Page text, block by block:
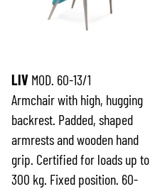
LIV MOD. 60-13/1
Armchair with high, hugging
backrest. Padded, shaped
armrests and wooden hand
grip. Certified for loads up to
300 kg. Fixed position. 60-